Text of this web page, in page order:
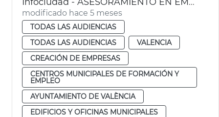
modificado hace 5 meses
TODAS LAS AUDIENCIAS
TODAS LAS AUDIENCIAS
VALENCIA
CREACIÓN DE EMPRESAS
CENTROS MUNICIPALES DE FORMACIÓN Y
EMPLEO
AYUNTAMIENTO DE VALÈNCIA
EDIFICIOS Y OFICINAS MUNICIPALES